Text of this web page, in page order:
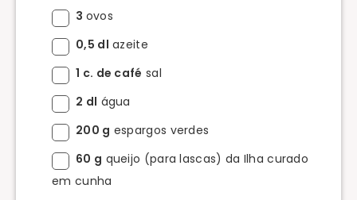
3 ovos
0,5 dl azeite
1 c. de café sal
2 dl água
200 g espargos verdes
60 g queijo (para lascas) da Ilha curado
em cunha